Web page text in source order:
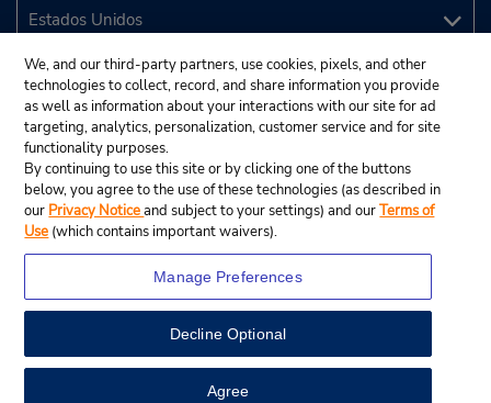
View Map
© 2025 Budget Rent A Car System, Inc.
We, and our third-party partners, use cookies, pixels, and other
technologies to collect, record, and share information you provide
as well as information about your interactions with our site for ad
targeting, analytics, personalization, customer service and for site
functionality purposes.
By continuing to use this site or by clicking one of the buttons
below, you agree to the use of these technologies (as described in
our Privacy Noticeand subject to your settings) and ourTerms of
Use (which contains important waivers).
Manage Preferences
Decline Optional
Agree